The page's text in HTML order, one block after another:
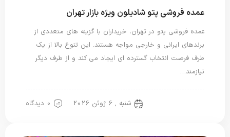
عمده فروشی پتو شادیلون ویژه بازار تهران
عمده فروشی پتو در تهران، خریداران با گزینه های متعددی از
برندهای ایرانی و خارجی مواجه هستند. این تنوع بالا از یک
طرف فرصت انتخاب گسترده ای ایجاد می کند و از طرف دیگر
نیازمند…
شنبه , 6 ژوئن 2026 0 دیدگاه